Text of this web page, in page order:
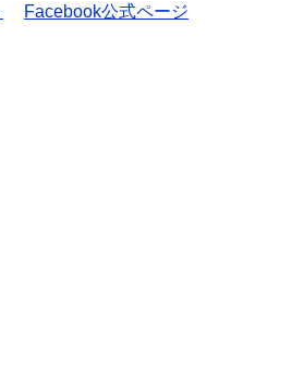
Facebook公式ページ